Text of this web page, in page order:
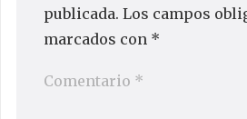
publicada. Los campos
marcados con *